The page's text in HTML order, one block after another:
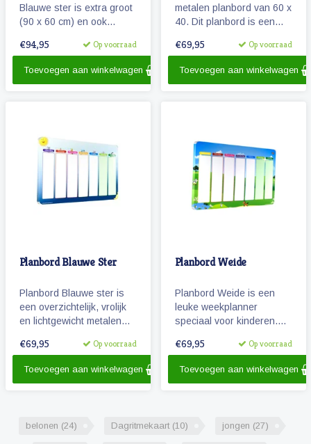
Blauwe ster is extra groot
(90 x 60 cm) en ook
familieplanbord. Het bord
week, is beschrijfbaar
€94,95 Op voorraad
Toevoegen aan winkelwagen
metalen planbord van 60 x
40. Dit planbord is een
weekplanner voor de al
€69,95 Op voorraad
Toevoegen aan winkelwagen
Planbord Blauwe Ster
Planbord Blauwe ster is
een overzichtelijk, vrolijk
en lichtgewicht metalen
(60 x 40 cm). Het bord
week en werkt met vrolijke
€69,95 Op voorraad
Toevoegen aan winkelwagen
Planbord Weide
Planbord Weide is een
leuke weekplanner
speciaal voor kinderen.
planbord geeft overzicht
magnetische
€69,95 Op voorraad
Toevoegen aan winkelwagen
belonen (24) Dagritmekaart (10) jongen (27)